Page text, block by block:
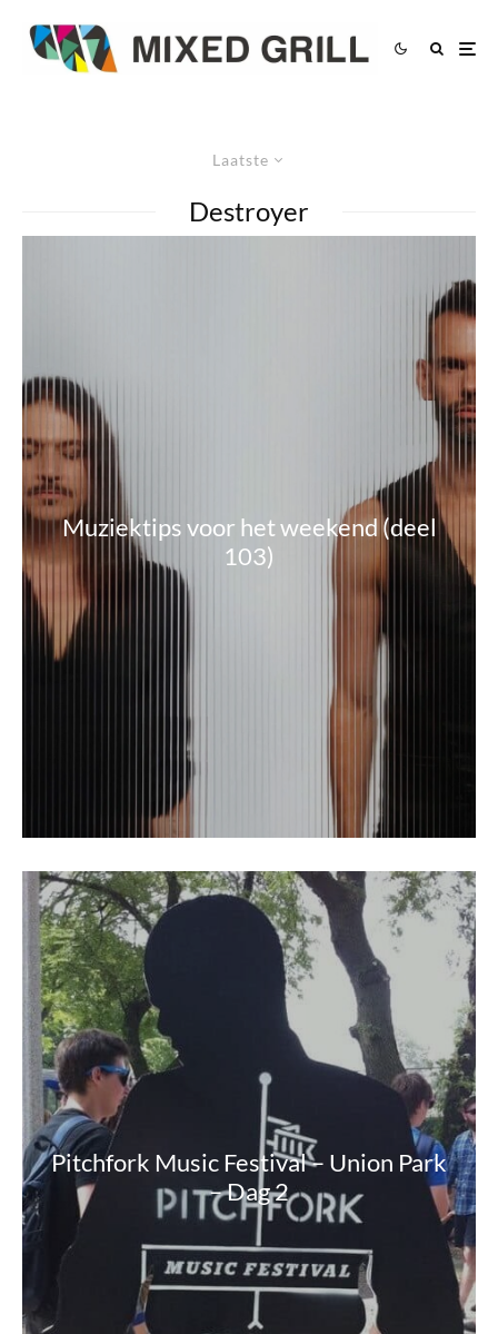
Laatste
Destroyer
Muziektips voor het weekend (deel
103)
Pitchfork Music Festival – Union Park
– Dag 2